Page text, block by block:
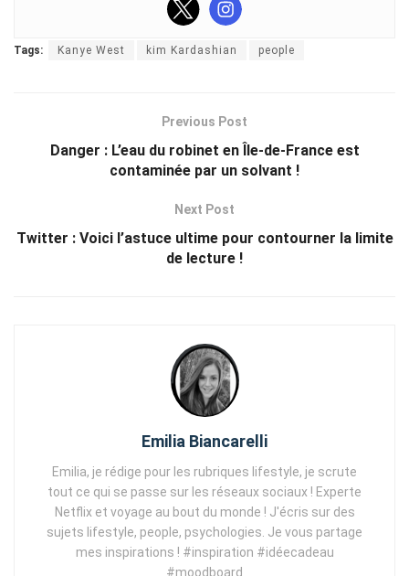
Tags: Kanye West kim Kardashian people
Previous Post
Danger : L’eau du robinet en Île-de-France est
contaminée par un solvant !
Next Post
Twitter : Voici l’astuce ultime pour contourner la limite
de lecture !
Emilia Biancarelli
Emilia, je rédige pour les rubriques lifestyle, je scrute
tout ce qui se passe sur les réseaux sociaux ! Experte
Netflix et voyage au bout du monde ! J'écris sur des
sujets lifestyle, people, psychologies. Je vous partage
mes inspirations ! #inspiration #idéecadeau
#moodboard